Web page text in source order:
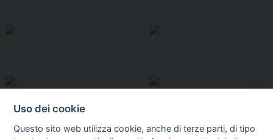
Uso dei cookie
Questo sito web utilizza cookie, anche di terze parti, di tipo